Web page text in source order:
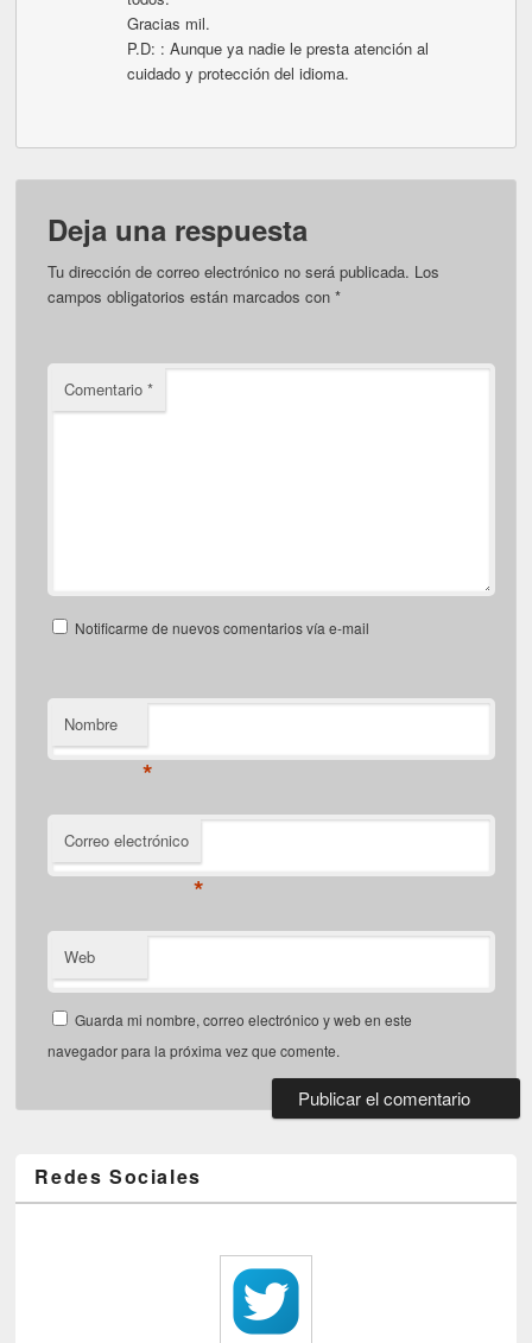
Gracias mil.
P.D: : Aunque ya nadie le presta atención al
cuidado y protección del idioma.
Deja una respuesta
Tu dirección de correo electrónico no será publicada. Los
campos obligatorios están marcados con*
Comentario*
Notificarme de nuevos comentarios vía e-mail
Nombre
*
Correo electrónico
*
Web
Guarda mi nombre, correo electrónico y web en este
navegador para la próxima vez que comente.
Redes Sociales